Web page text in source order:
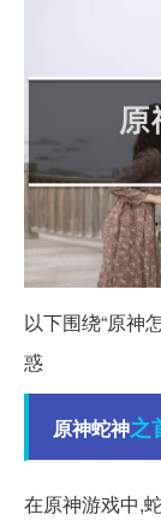
以下围绕“原神
惑
原神蛇神之
在原神游戏中,